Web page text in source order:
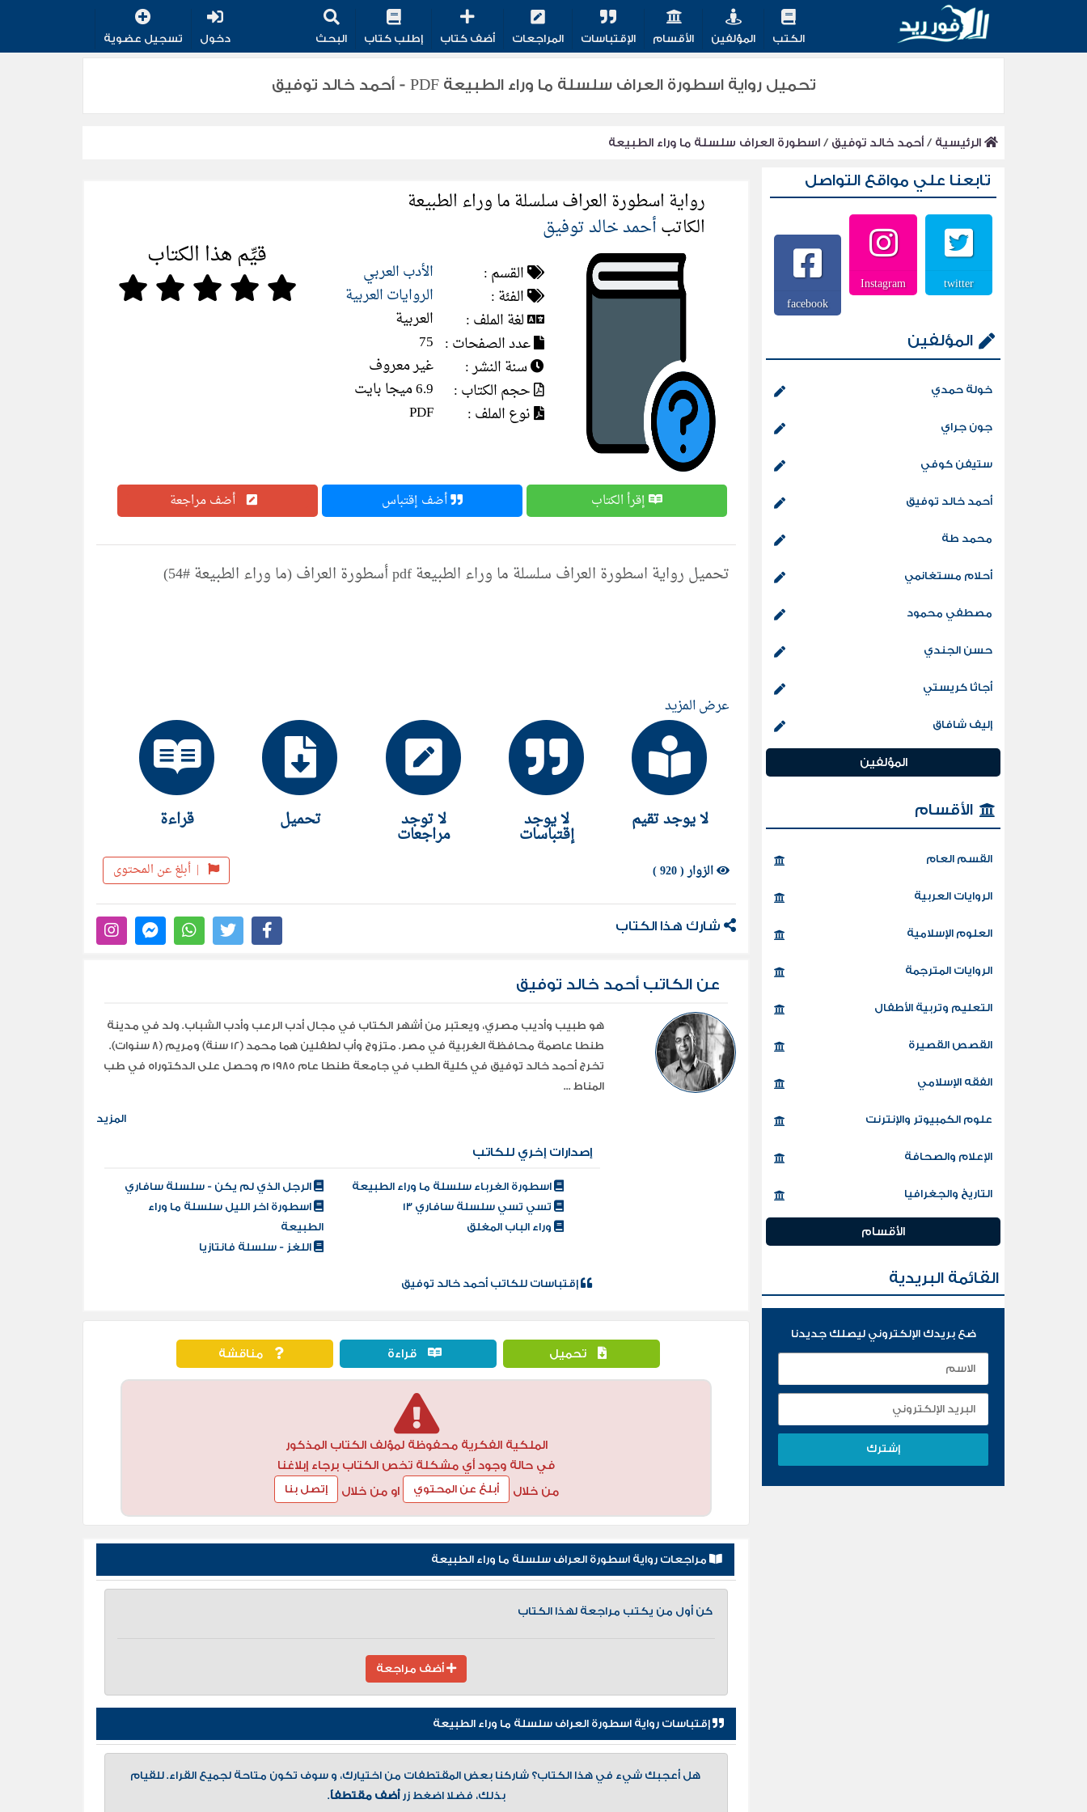
الكتب المؤلفين الأقسام الإقتباسات المراجعات أضف كتاب إطلب كتاب البحث دخول تسجيل عضوية
تحميل رواية اسطورة العراف سلسلة ما وراء الطبيعة PDF - أحمد خالد توفيق
الرئيسية /أحمد خالد توفيق /اسطورة العراف سلسلة ما وراء الطبيعة
رواية اسطورة العراف سلسلة ما وراء الطبيعة
الكاتبأحمد خالد توفيق
القسم :
الأدب العربي
الفئة :
الروايات العربية
لغة الملف :
العربية
عدد الصفحات : 75
سنة النشر :
غير معروف
حجم الكتاب :
6.9 ميجا بايت
نوع الملف :
PDF
قيِّم هذا الكتاب
إقرأ الكتاب أضف إقتباس أضف مراجعة
تحميل رواية اسطورة العراف سلسلة ما وراء الطبيعة pdf أسطورة العراف (ما وراء الطبيعة #54)
عرض المزيد
لا يوجد تقيم لا يوجد
إقتباسات
لا توجد
مراجعات
تحميل قراءة
| أبلغ عن المحتوى الزوار ( 920 )
شارك هذا الكتاب
عن الكاتب أحمد خالد توفيق
هو طبيب وأديب مصري، ويعتبر من أشهر الكتاب في مجال أدب الرعب وأدب الشباب. ولد في مدينة
طنطا عاصمة محافظة الغربية في مصر. متزوج وأب لطفلين هما محمد (12 سنة) ومريم (8 سنوات).
تخرج أحمد خالد توفيق في كلية الطب في جامعة طنطا عام 1985 م وحصل على الدكتوراه في طب
المناط ...
المزيد
إصدارات إخري للكاتب
الرجل الذي لم يكن - سلسلة سافاري
اسطورة الغرباء سلسلة ما وراء الطبيعة
اسطورة اخر الليل سلسلة ما وراء
الطبيعة
تسي تسي سلسلة سافاري 13
وراء الباب المغلق
اللغز - سلسلة فانتازيا
إقتباسات للكاتب أحمد خالد توفيق
تحميل قراءة مناقشة
الملكية الفكرية محفوظة لمؤلف الكتاب المذكور
في حالة وجود أي مشكلة تخص الكتاب برجاء إبلاغنا
من خلال
أبلغ عن المحتوي او من خلال إتصل بنا
مراجعات رواية اسطورة العراف سلسلة ما وراء الطبيعة
كن أول من يكتب مراجعة لهذا الكتاب
أضف مراجعة
إقتباسات رواية اسطورة العراف سلسلة ما وراء الطبيعة
هل أعجبك شيء في هذا الكتاب؟ شاركنا بعض المقتطفات من اختيارك، و سوف تكون متاحة لجميع القراء. للقيام
بذلك، فضلا اضغط زرأضف مقتطفاً.
تابعنا علي مواقع التواصل
twitter
Instagram
facebook
المؤلفين
خولة حمدي
جون جراي
ستيفن كوفي
أحمد خالد توفيق
محمد طة
أحلام مستغانمي
مصطفي محمود
حسن الجندي
أجاثا كريستي
إليف شافاق
المؤلفين
الأقسام
القسم العام
الروايات العربية
العلوم الإسلامية
الروايات المترجمة
التعليم وتربية الأطفال
القصص القصيرة
الفقه الإسلامي
علوم الكمبيوتر والإنترنت
الإعلام والصحافة
التاريخ والجغرافيا
الأقسام
القائمة البريدية
ضع بريدك الإلكتروني ليصلك جديدنا